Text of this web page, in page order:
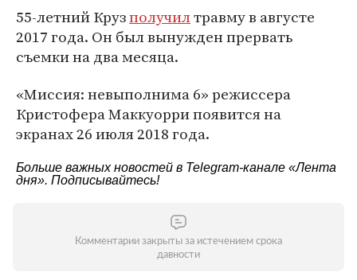
55-летний Крузполучилтравму в августе
2017 года. Он был вынужден прервать
съемки на два месяца.
«Миссия: невыполнима 6» режиссера
Кристофера Маккуорри появится на
экранах 26 июля 2018 года.
Больше важных новостей в Telegram-канале «Лента
дня». Подписывайтесь!
Комментарии закрыты за истечением срока
давности